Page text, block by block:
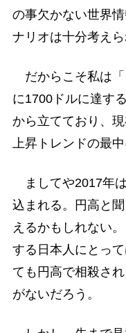
の事欠かない世界
ナリオは十分考えら
だからこそ私は「
に1700ドルに達す
から立てており、
上昇トレンドの最
ましてや2017年
込まれる。円高と
えるかもしれない
する日本人にとっ
ても円高で相殺さ
がないだろう。